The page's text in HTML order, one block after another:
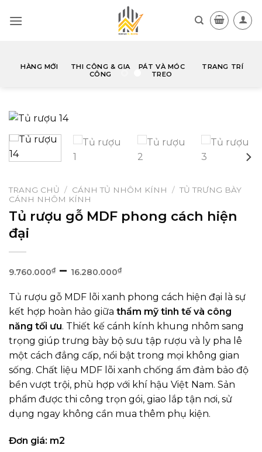
HÀNG MỚI
THI CÔNG & GIA
CÔNG
PÁT VÀ MÓC
TREO
TRANG TRÍ
TRANG CHỦ / CÁNH TỦ NHÔM KÍNH / TỦ TRƯNG BÀY
CÁNH NHÔM KÍNH
Tủ rượu gỗ MDF phong cách hiện
đại
9.760.000₫ – 16.280.000₫Khoảng
từ
9.760.000₫
đến
16.280.000₫
Tủ rượu gỗ MDF lõi xanh phong cách hiện đại là sự
kết hợp hoàn hảo giữa thẩm mỹ tinh tế và công
năng tối ưu. Thiết kế cánh kính khung nhôm sang
trọng giúp trưng bày bộ sưu tập rượu và ly pha lê
một cách đẳng cấp, nổi bật trong mọi không gian
sống. Chất liệu MDF lõi xanh chống ẩm đảm bảo độ
bền vượt trội, phù hợp với khí hậu Việt Nam. Sản
phẩm được thi công trọn gói, giao lắp tận nơi, sử
dụng ngay không cần mua thêm phụ kiện.
Đơn giá: m2